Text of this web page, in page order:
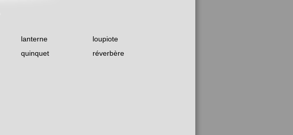
lanterne
loupiote
quinquet
réverbère